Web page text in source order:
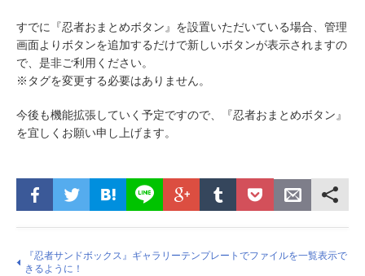
すでに『忍者おまとめボタン』を設置いただいている場合、管理
画面よりボタンを追加するだけで新しいボタンが表示されますの
で、是非ご利用ください。
※タグを変更する必要はありません。
今後も機能拡張していく予定ですので、『忍者おまとめボタン』
を宜しくお願い申し上げます。
『忍者サンドボックス』ギャラリーテンプレートでファイルを一覧表示で
きるように！